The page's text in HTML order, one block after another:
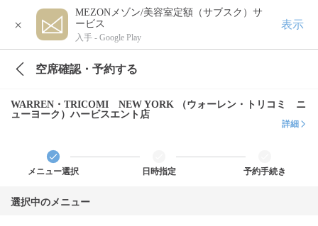
×
MEZONメゾン/美容室定額（サブスク）サ
ービス
入手 - Google Play
表示
空席確認・予約する
WARREN・TRICOMI NEW YORK （ウォーレン・トリコミ ニ
ューヨーク）ハービスエント店
詳細
メニュー選択 日時指定 予約手続き
選択中のメニュー